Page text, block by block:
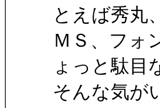
とえば秀丸
ＭＳ、フォ
ょっと駄目
そんな気が